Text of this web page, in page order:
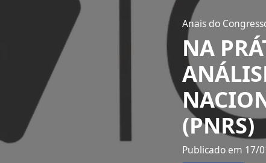
Anais do
NA
(PNRS)
Publicado em 17/